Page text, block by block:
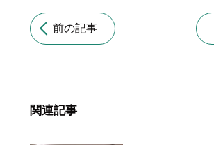
前の記事
関連記事